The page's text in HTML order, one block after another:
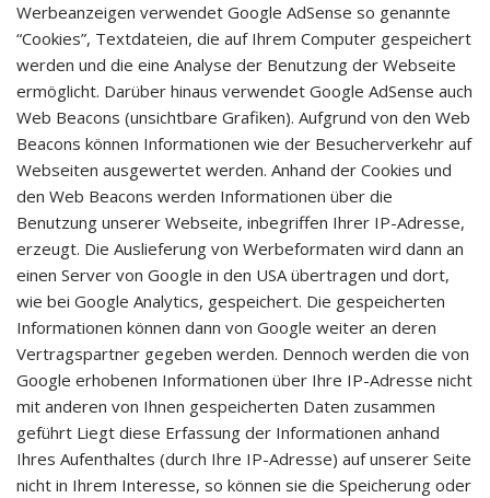
Werbeanzeigen verwendet Google AdSense so genannte
“Cookies”, Textdateien, die auf Ihrem Computer gespeichert
werden und die eine Analyse der Benutzung der Webseite
ermöglicht. Darüber hinaus verwendet Google AdSense auch
Web Beacons (unsichtbare Grafiken). Aufgrund von den Web
Beacons können Informationen wie der Besucherverkehr auf
Webseiten ausgewertet werden. Anhand der Cookies und
den Web Beacons werden Informationen über die
Benutzung unserer Webseite, inbegriffen Ihrer IP-Adresse,
erzeugt. Die Auslieferung von Werbeformaten wird dann an
einen Server von Google in den USA übertragen und dort,
wie bei Google Analytics, gespeichert. Die gespeicherten
Informationen können dann von Google weiter an deren
Vertragspartner gegeben werden. Dennoch werden die von
Google erhobenen Informationen über Ihre IP-Adresse nicht
mit anderen von Ihnen gespeicherten Daten zusammen
geführt Liegt diese Erfassung der Informationen anhand
Ihres Aufenthaltes (durch Ihre IP-Adresse) auf unserer Seite
nicht in Ihrem Interesse, so können sie die Speicherung oder